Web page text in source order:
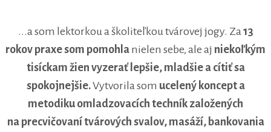
...a som lektorkou a školiteľkou tvárovej jogy. Za13
rokov praxe som pomohla nielen sebe, ale aj niekoľkým
tisíckam žien vyzerať lepšie, mladšie a cítiť sa
spokojnejšie.Vytvorila som ucelený koncept a
metodiku omladzovacích techník založených
na precvičovaní tvárových svalov, masáží, bankovania